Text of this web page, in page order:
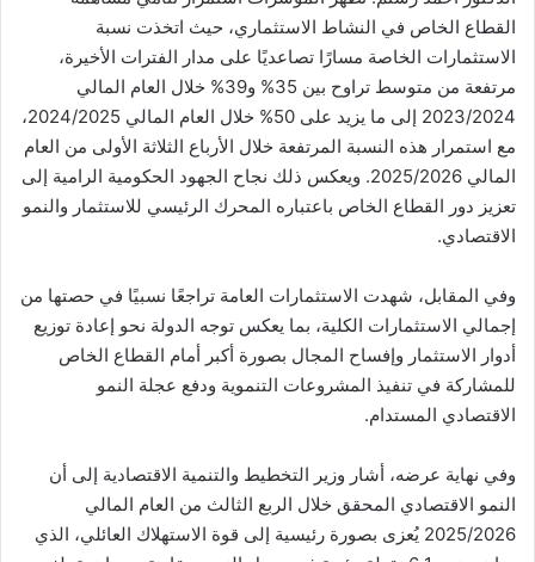
القطاع الخاص في النشاط الاستثماري، حيث اتخذت نسبة
الاستثمارات الخاصة مسارًا تصاعديًا على مدار الفترات الأخيرة،
مرتفعة من متوسط تراوح بين 35% و39% خلال العام المالي
2023/2024 إلى ما يزيد على 50% خلال العام المالي 2024/2025،
مع استمرار هذه النسبة المرتفعة خلال الأرباع الثلاثة الأولى من العام
المالي 2025/2026. ويعكس ذلك نجاح الجهود الحكومية الرامية إلى
تعزيز دور القطاع الخاص باعتباره المحرك الرئيسي للاستثمار والنمو
الاقتصادي.
وفي المقابل، شهدت الاستثمارات العامة تراجعًا نسبيًا في حصتها من
إجمالي الاستثمارات الكلية، بما يعكس توجه الدولة نحو إعادة توزيع
أدوار الاستثمار وإفساح المجال بصورة أكبر أمام القطاع الخاص
للمشاركة في تنفيذ المشروعات التنموية ودفع عجلة النمو
الاقتصادي المستدام.
وفي نهاية عرضه، أشار وزير التخطيط والتنمية الاقتصادية إلى أن
النمو الاقتصادي المحقق خلال الربع الثالث من العام المالي
2025/2026 يُعزى بصورة رئيسية إلى قوة الاستهلاك العائلي، الذي